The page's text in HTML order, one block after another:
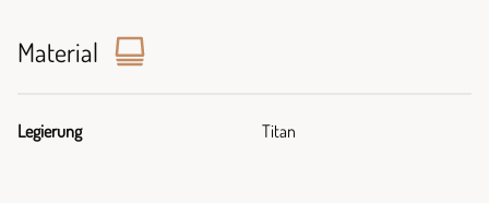
Material
Legierung Titan